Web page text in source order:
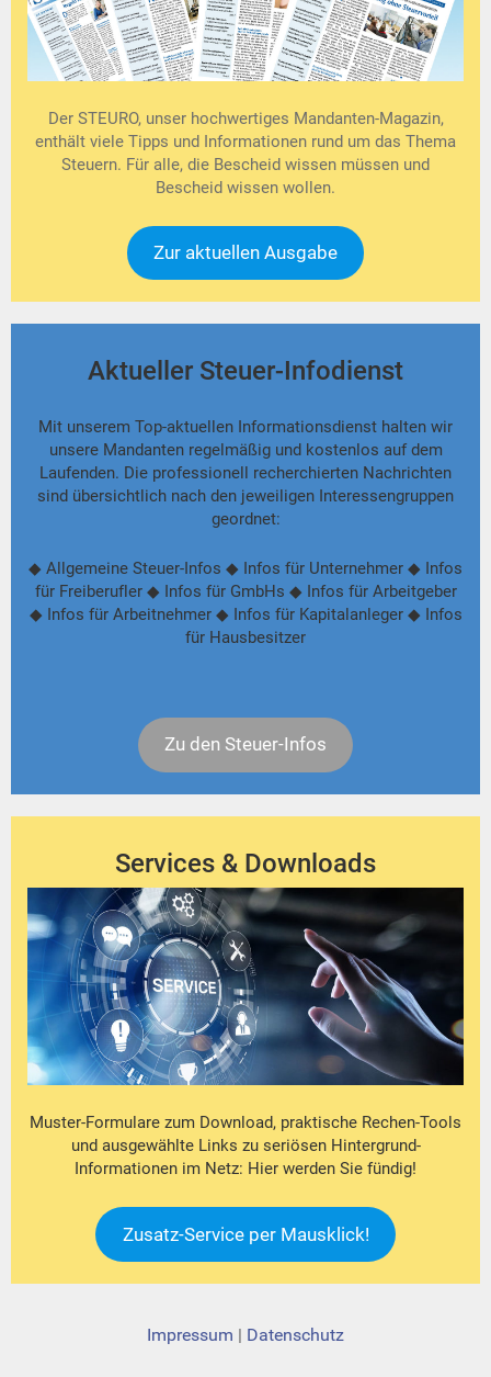
Der STEURO, unser hochwertiges Mandanten-Magazin,
enthält viele Tipps und Informationen rund um das Thema
Steuern. Für alle, die Bescheid wissen müssen und
Bescheid wissen wollen.
Zur aktuellen Ausgabe
Aktueller Steuer-Infodienst
Mit unserem Top-aktuellen Informationsdienst halten wir
unsere Mandanten regelmäßig und kostenlos auf dem
Laufenden. Die professionell recherchierten Nachrichten
sind übersichtlich nach den jeweiligen Interessengruppen
geordnet:
◆ Allgemeine Steuer-Infos ◆ Infos für Unternehmer ◆ Infos
für Freiberufler ◆ Infos für GmbHs ◆ Infos für Arbeitgeber
◆ Infos für Arbeitnehmer ◆ Infos für Kapitalanleger ◆ Infos
für Hausbesitzer
Zu den Steuer-Infos
Services & Downloads
Muster-Formulare zum Download, praktische Rechen-Tools
und ausgewählte Links zu seriösen Hintergrund-
Informationen im Netz: Hier werden Sie fündig!
Zusatz-Service per Mausklick!
Impressum | Datenschutz